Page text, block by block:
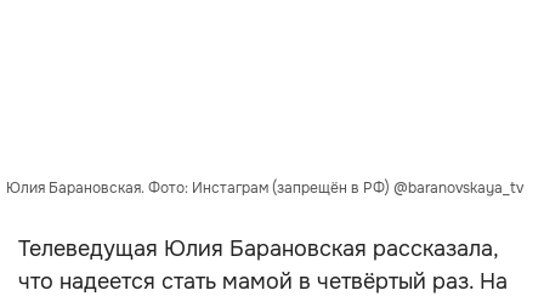
Юлия Барановская. Фото: Инстаграм (запрещён в РФ) @baranovskaya_tv
Телеведущая Юлия Барановская рассказала,
что надеется стать мамой в четвёртый раз. На